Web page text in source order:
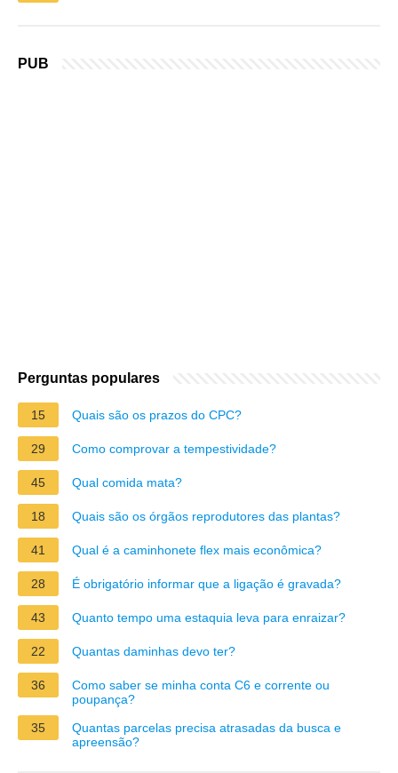
PUB
Perguntas populares
15 Quais são os prazos do CPC?
29 Como comprovar a tempestividade?
45 Qual comida mata?
18 Quais são os órgãos reprodutores das plantas?
41 Qual é a caminhonete flex mais econômica?
28 É obrigatório informar que a ligação é gravada?
43 Quanto tempo uma estaquia leva para enraizar?
22 Quantas daminhas devo ter?
36
Como saber se minha conta C6 e corrente ou
poupança?
35
Quantas parcelas precisa atrasadas da busca e
apreensão?